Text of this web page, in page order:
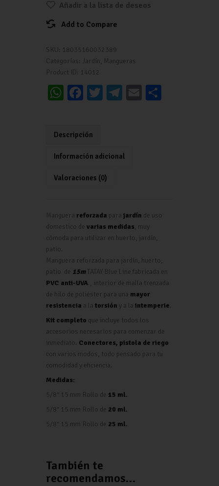
Añadir a la lista de deseos
Add to Compare
SKU: 18035160032389
Categorías: Jardín, Mangueras
Product ID: 14012
W
s
A
p
Fa
o
o
T
Te
m
E
Descripción
Información adicional
Valoraciones (0)
Manguera reforzada para jardín de uso
domestico de varias medidas, muy
cómoda para utilizar en huerto, jardín,
patio.
Manguera reforzada para jardín, huerto,
patio de 15mTATAY Blue Line fabricada en
PVC anti-UVA., interior de malla trenzada
de hilo de poliéster para una mayor
resistencia a la torsión y a la intemperie.
Kit completo que incluye todos los
accesorios necesarios para comenzar de
inmediato. Conectores, pistola de riego
con varios modos, todo pensado para tu
comodidad y eficiencia.
Medidas:
5/8″ 15 mm Rollo de 15 ml.
5/8″ 15 mm Rollo de 20 ml.
5/8″ 15 mm Rollo de 25 ml.
También te
recomendamos…